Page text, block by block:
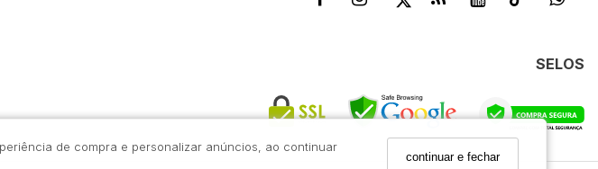
de compra e personalizar anúncios, ao continuar
continuar e fechar
SELOS